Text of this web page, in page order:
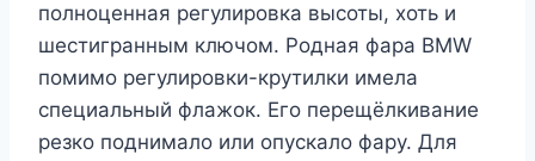
полноценная регулировка высоты, хоть и
шестигранным ключом. Родная фара BMW
помимо регулировки-крутилки имела
специальный флажок. Его перещёлкивание
резко поднимало или опускало фару. Для